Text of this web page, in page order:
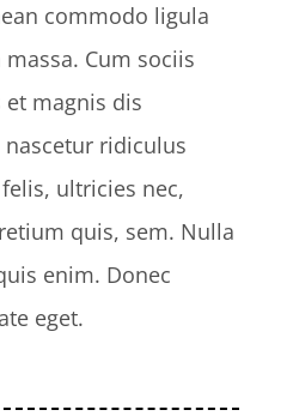
commodo ligula
Cum sociis
magnis dis
ridiculus
ultricies nec,
quis, sem. Nulla
enim. Donec
eget.